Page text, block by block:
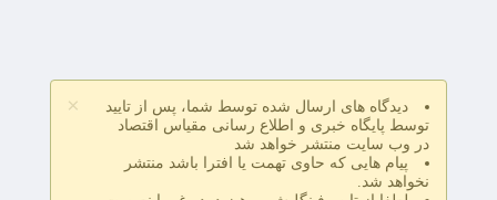
×
دیدگاه های ارسال شده توسط شما، پس از تایید
توسط پایگاه خبری و اطلاع رسانی مقیاس اقتصاد
در وب سایت منتشر خواهد شد
پیام هایی که حاوی تهمت یا افترا باشد منتشر
نخواهد شد.